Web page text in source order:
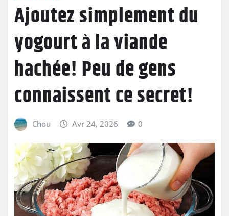
Ajoutez simplement du
yogourt à la viande
hachée! Peu de gens
connaissent ce secret!
Chou Avr 24, 2026 0